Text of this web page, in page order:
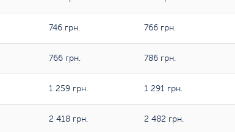
746 грн. 766 грн.
766 грн. 786 грн.
1 259 грн. 1 291 грн.
2 418 грн. 2 482 грн.